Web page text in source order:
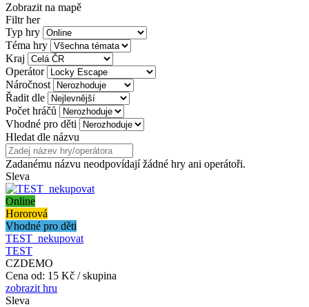
Zobrazit na mapě
Filtr her
Typ hry
Téma hry
Kraj
Operátor
Náročnost
Řadit dle
Počet hráčů
Vhodné pro děti
Hledat dle názvu
Zadanému názvu neodpovídají žádné hry ani operátoři.
Sleva
Online
Hororová
Vhodné pro děti
TEST_nekupovat
TEST
CZDEMO
Cena od: 15 Kč / skupina
zobrazit hru
Sleva